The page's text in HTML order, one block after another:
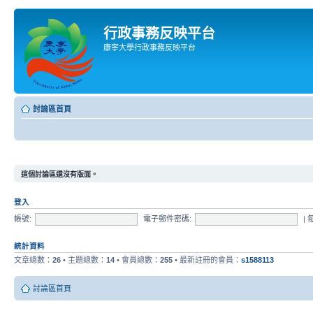
行政事務反映平台
康寧大學行政事務反映平台
討論區首頁
這個討論區還沒有版面。
登入
帳號:
電子郵件密碼: |
統計資料
文章總數： 26 • 主題總數： 14 • 會員總數： 255 • 最新註冊的會員： s1588113
討論區首頁